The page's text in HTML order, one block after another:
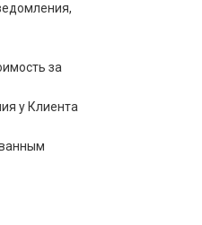
за
у Клиента